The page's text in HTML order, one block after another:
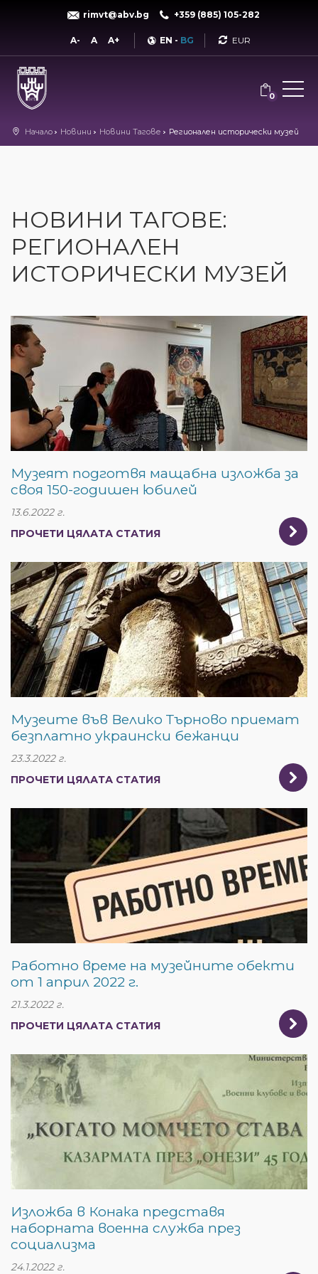
rimvt@abv.bg +359 (885) 105-282
A- A A+ EN - BG Currency
0
Начало Новини Новини Тагове Регионален исторически музей
НОВИНИ ТАГОВЕ:
РЕГИОНАЛЕН
ИСТОРИЧЕСКИ МУЗЕЙ
Музеят подготвя мащабна изложба за
своя 150-годишен юбилей
13.6.2022 г.
ПРОЧЕТИ ЦЯЛАТА СТАТИЯ
Музеите във Велико Търново приемат
безплатно украински бежанци
23.3.2022 г.
ПРОЧЕТИ ЦЯЛАТА СТАТИЯ
Работно време на музейните обекти
от 1 април 2022 г.
21.3.2022 г.
ПРОЧЕТИ ЦЯЛАТА СТАТИЯ
Изложба в Конака представя
наборната военна служба през
социализма
24.1.2022 г.